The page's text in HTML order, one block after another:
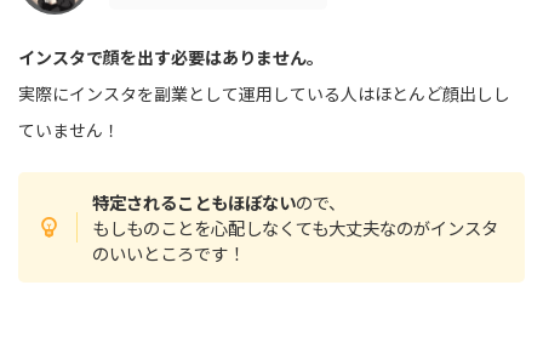
インスタで顔を出す必要はありません。
実際にインスタを副業として運用している人はほとんど顔出しし
ていません！
特定されることもほぼないので、
もしものことを心配しなくても大丈夫なのがインスタ
のいいところです！